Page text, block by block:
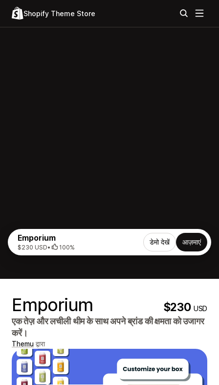
Shopify Theme Store
Emporium
$230 USD• 100%
डेमो देखें आज़माएं
Emporium $230USD
एक तेज़ और लचीली थीम के साथ अपने ब्रांड की क्षमता को उजागर
करें।
Themu द्वारा